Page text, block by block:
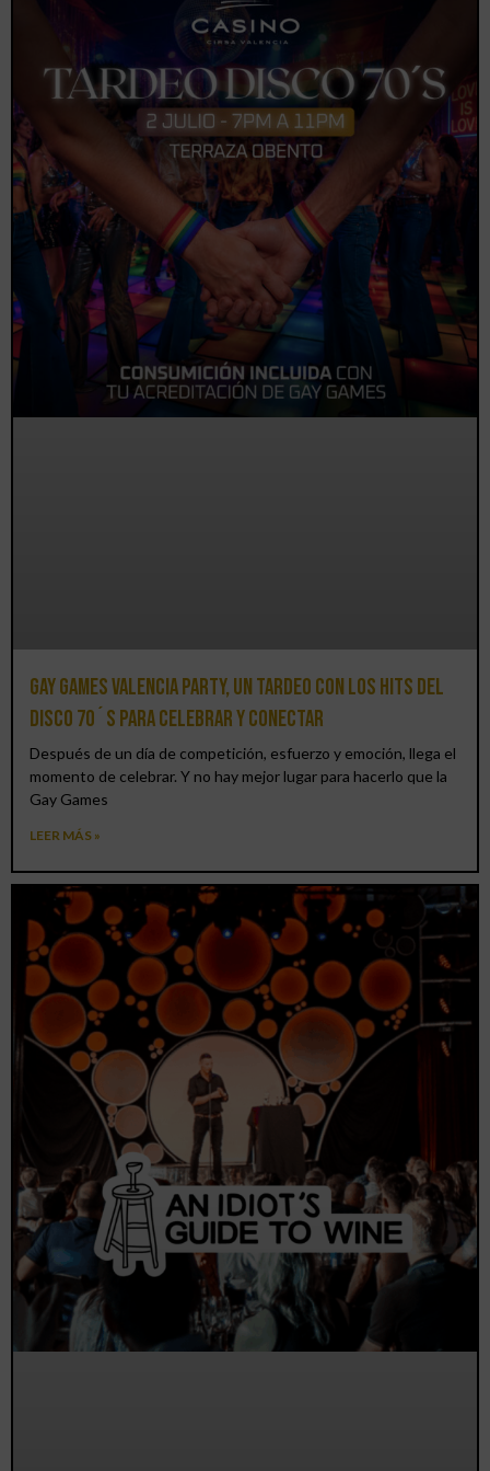
Gay Games Valencia Party, un tardeo con los hits del
DISCO 70´S para celebrar y conectar
Después de un día de competición, esfuerzo y emoción, llega el
momento de celebrar. Y no hay mejor lugar para hacerlo que la
Gay Games
LEER MÁS »